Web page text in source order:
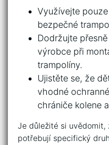
Využívejte
bezpečné
Dodržujte
‍výrobce při
trampolíny.
Ujistěte se, že​
⁣vhodné
⁤chrániče kolene
Je důležité si uvědomit,
potřebují specifický